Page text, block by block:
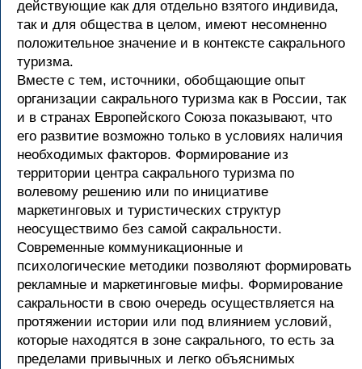
действующие как для отдельно взятого индивида,
так и для общества в целом, имеют несомненно
положительное значение и в контексте сакрального
туризма.
Вместе с тем, источники, обобщающие опыт
организации сакрального туризма как в России, так
и в странах Европейского Союза показывают, что
его развитие возможно только в условиях наличия
необходимых факторов. Формирование из
территории центра сакрального туризма по
волевому решению или по инициативе
маркетинговых и туристических структур
неосуществимо без самой сакральности.
Современные коммуникационные и
психологические методики позволяют формировать
рекламные и маркетинговые мифы. Формирование
сакральности в свою очередь осуществляется на
протяжении истории или под влиянием условий,
которые находятся в зоне сакрального, то есть за
пределами привычных и легко объяснимых